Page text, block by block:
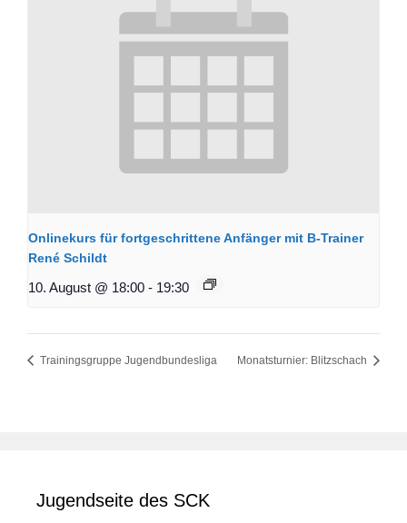
Onlinekurs für fortgeschrittene Anfänger mit B-Trainer
René Schildt
10. August @ 18:00 - 19:30
Trainingsgruppe Jugendbundesliga Monatsturnier: Blitzschach
Jugendseite des SCK